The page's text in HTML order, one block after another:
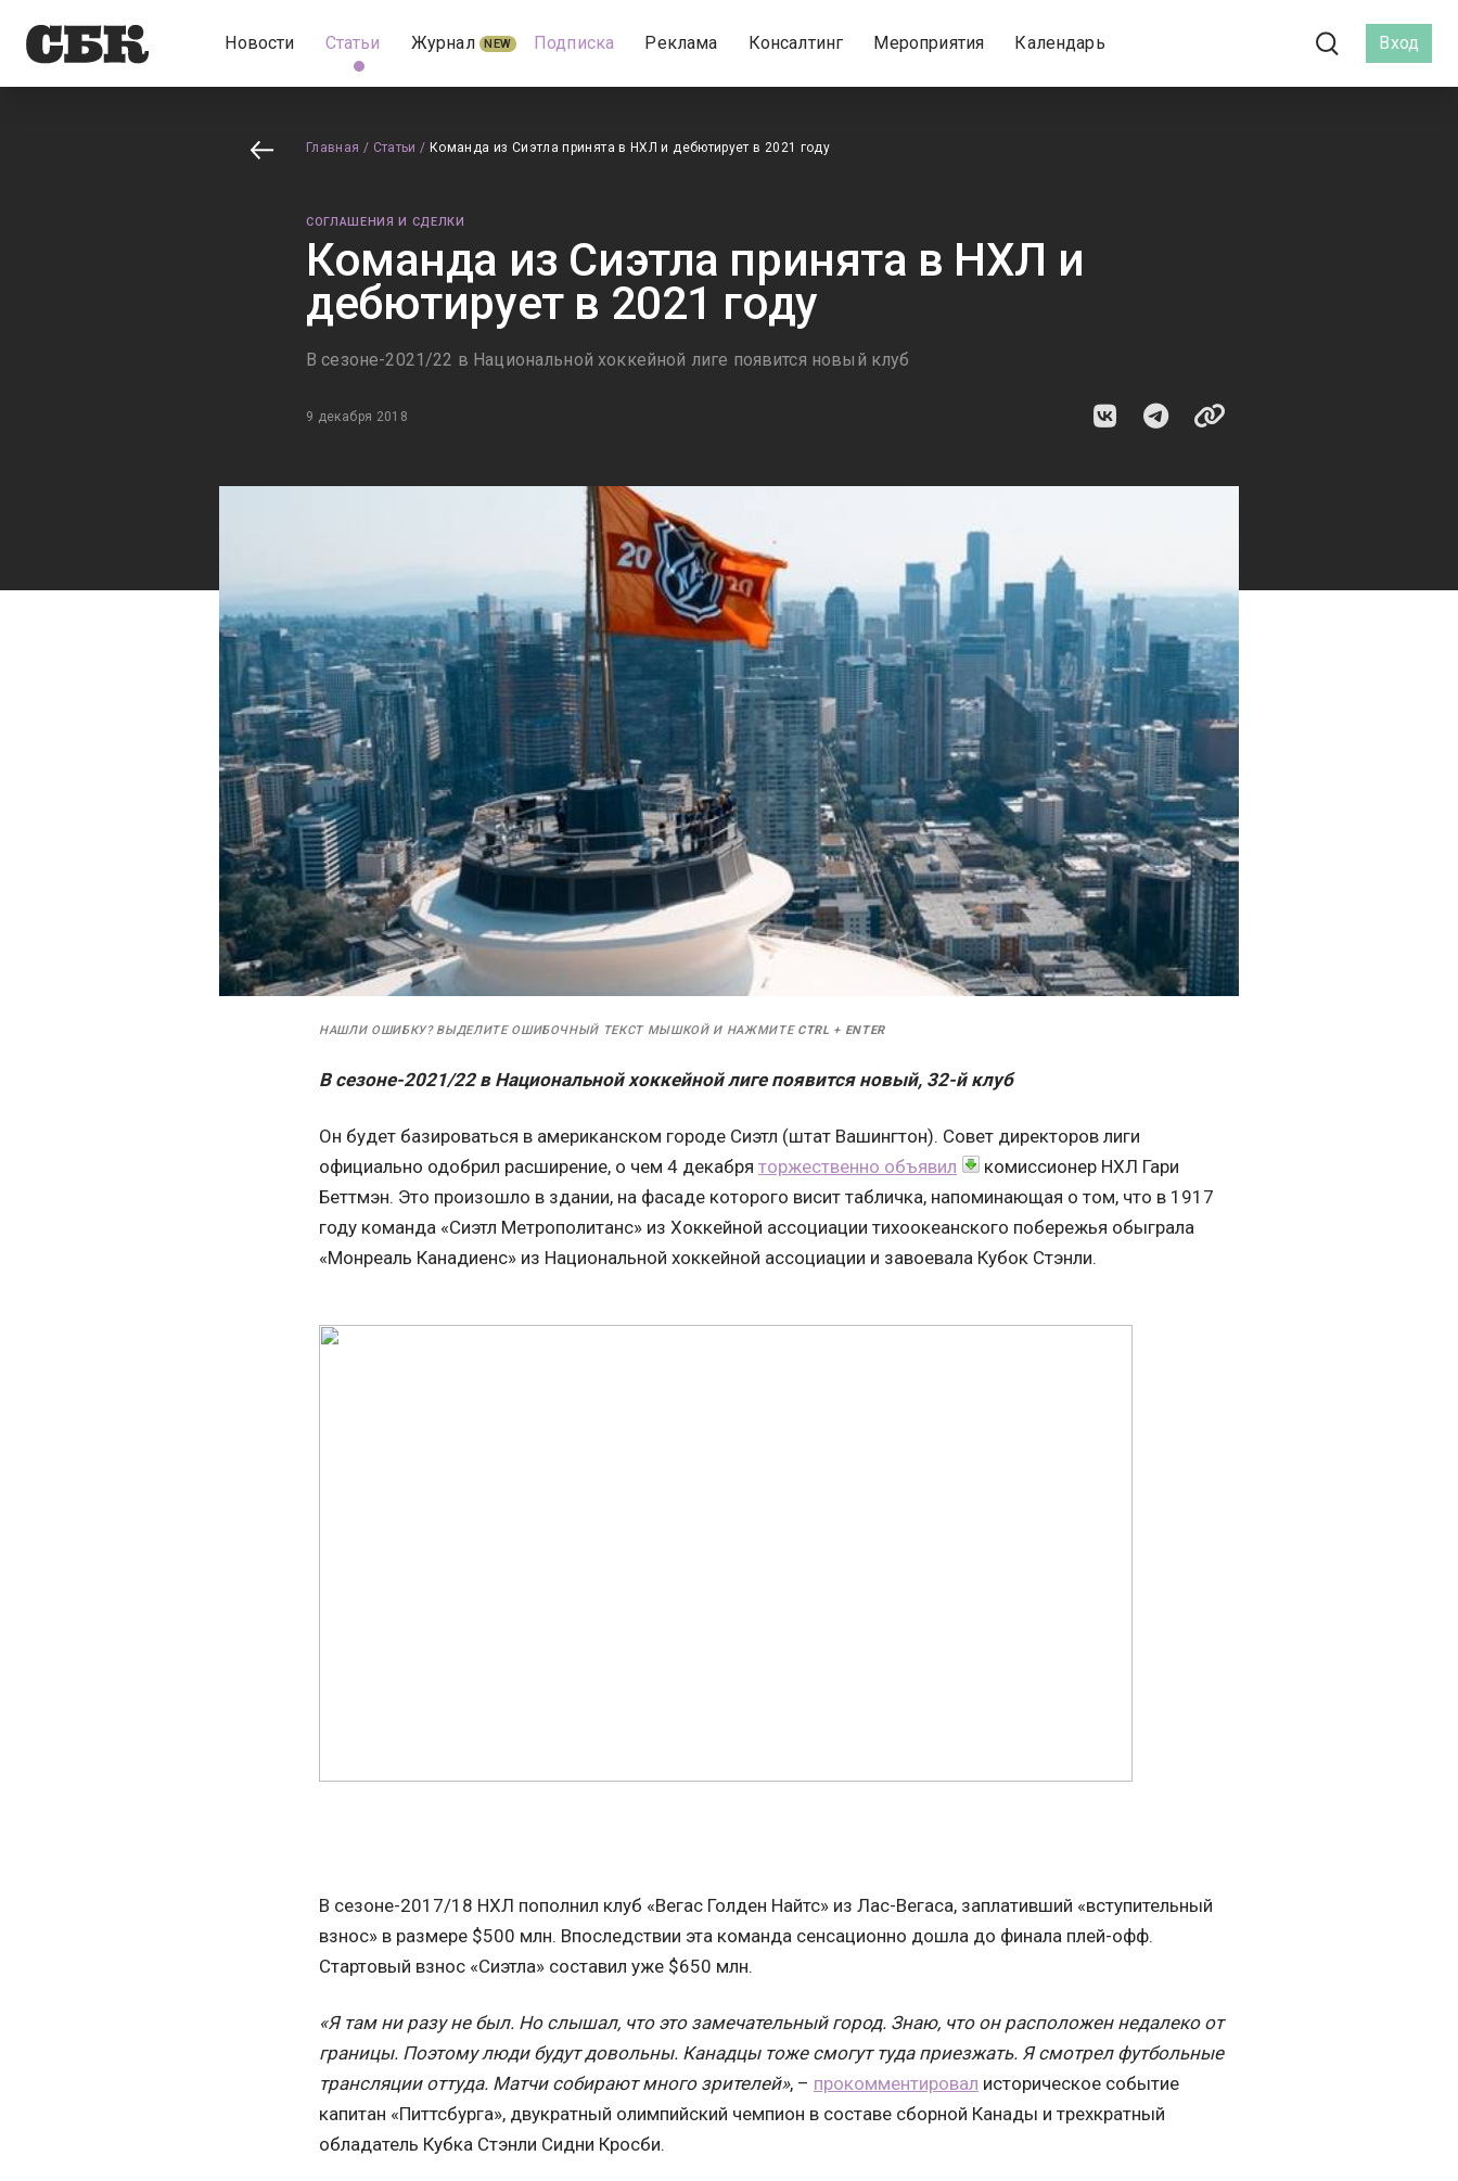
Новости Статьи Журнал NEW Подписка Реклама Консалтинг Мероприятия Календарь Вход
Главная / Статьи / Команда из Сиэтла принята в НХЛ и дебютирует в 2021 году
СОГЛАШЕНИЯ И СДЕЛКИ
Команда из Сиэтла принята в НХЛ и
дебютирует в 2021 году
В сезоне-2021/22 в Национальной хоккейной лиге появится новый клуб
9 декабря 2018
НАШЛИ ОШИБКУ? ВЫДЕЛИТЕ ОШИБОЧНЫЙ ТЕКСТ МЫШКОЙ И НАЖМИТЕ CTRL + ENTER
В сезоне-2021/22 в Национальной хоккейной лиге появится новый, 32-й клуб
Он будет базироваться в американском городе Сиэтл (штат Вашингтон). Совет директоров лиги
официально одобрил расширение, о чем 4 декабря торжественно объявил
комиссионер НХЛ Гари
Беттмэн. Это произошло в здании, на фасаде которого висит табличка, напоминающая о том, что в 1917
году команда «Сиэтл Метрополитанс» из Хоккейной ассоциации тихоокеанского побережья обыграла
«Монреаль Канадиенс» из Национальной хоккейной ассоциации и завоевала Кубок Стэнли.
В сезоне-2017/18 НХЛ пополнил клуб «Вегас Голден Найтс» из Лас-Вегаса, заплативший «вступительный
взнос» в размере $500 млн. Впоследствии эта команда сенсационно дошла до финала плей-офф.
Стартовый взнос «Сиэтла» составил уже $650 млн.
«Я там ни разу не был. Но слышал, что это замечательный город. Знаю, что он расположен недалеко от
границы. Поэтому люди будут довольны. Канадцы тоже смогут туда приезжать. Я смотрел футбольные
трансляции оттуда. Матчи собирают много зрителей», – прокомментировал историческое событие
капитан «Питтсбурга», двукратный олимпийский чемпион в составе сборной Канады и трехкратный
обладатель Кубка Стэнли Сидни Кросби.